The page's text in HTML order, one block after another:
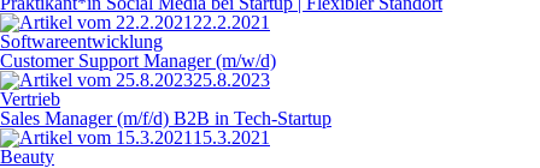
22.2.2021
Softwareentwicklung
Customer Support Manager (m/w/d)
25.8.2023
Vertrieb
Sales Manager (m/f/d) B2B in Tech-Startup
15.3.2021
Beauty